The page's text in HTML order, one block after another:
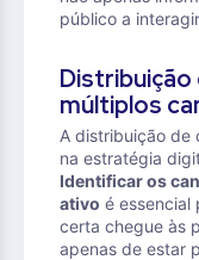
público a
múltiplos
A distribuição de
na estratégia
Identificar os
ativo é essencial
certa chegue às
apenas de estar